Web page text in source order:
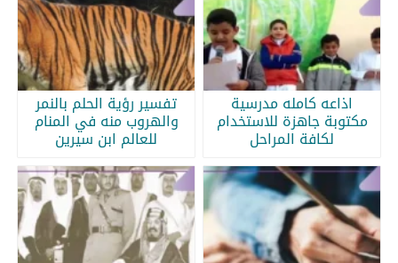
اذاعه كامله مدرسية
مكتوبة جاهزة للاستخدام
لكافة المراحل
تفسير رؤية الحلم بالنمر
والهروب منه في المنام
للعالم ابن سيرين